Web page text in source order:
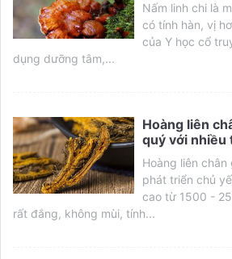
Nấm linh chi là
có tính hàn, vị
của Y học cổ
dụng dưỡng tâm,...
Hoàng liên
quý với nhiều
Hoàng liên
phát triển chủ
cao từ 1500 -
rất đắng, không mùi, tính...